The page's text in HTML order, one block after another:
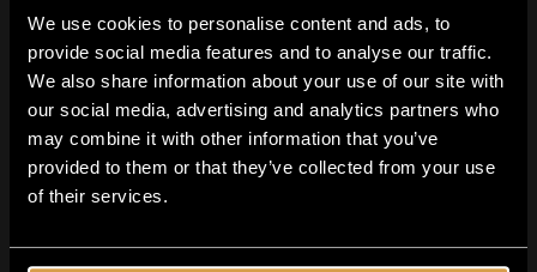
We use cookies to personalise content and ads, to
provide social media features and to analyse our traffic.
We also share information about your use of our site with
our social media, advertising and analytics partners who
may combine it with other information that you’ve
provided to them or that they’ve collected from your use
of their services.
Bestel nu
Klaar om te tanken zonder gedoe? Vul je koelkast
metMotor Oil Non-Alcoholic 0.5 Stout